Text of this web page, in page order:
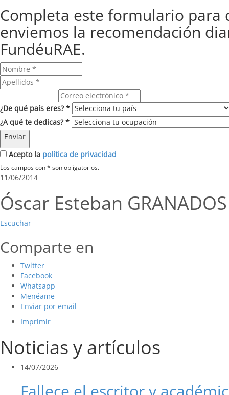
Completa este formulario para
enviemos la recomendación
FundéuRAE.
¿De qué país eres? *
¿A qué te dedicas? *
Enviar
Acepto la política de privacidad
Los campos con * son obligatorios.
11/06/2014
Óscar Esteban GRANADOS
Escuchar
Comparte en
Twitter
Facebook
Whatsapp
Menéame
Enviar por email
Imprimir
Noticias y artículos
14/07/2026